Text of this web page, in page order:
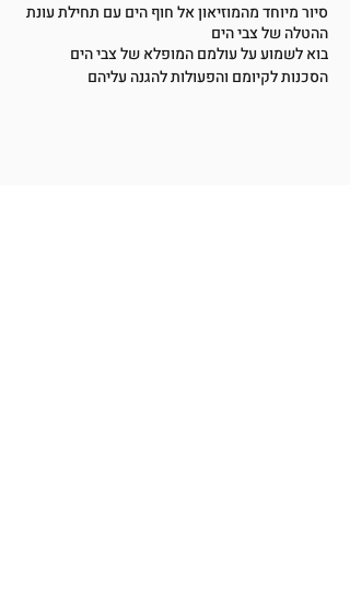
סיור מיוחד מהמוזיאון אל חוף הים עם תחילת עונת
ההטלה של צבי הים
בוא לשמוע על עולמם המופלא של צבי הים
הסכנות לקיומם והפעולות להגנה עליהם